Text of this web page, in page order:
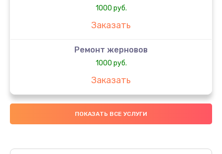
1000 руб.
Заказать
Ремонт жерновов
1000 руб.
Заказать
Замена колец
1250 руб.
ПОКАЗАТЬ ВСЕ УСЛУГИ